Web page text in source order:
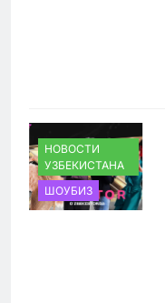
НОВОСТИ
УЗБЕКИСТАНА
ШОУБИЗ